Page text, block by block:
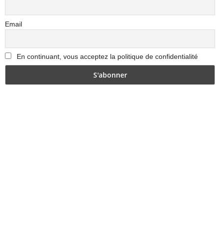
Email
En continuant, vous acceptez la politique de confidentialité